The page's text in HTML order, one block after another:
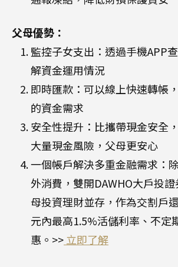
父母優勢：
監控子女支出：透過手機APP
解資金運用情況
即時匯款：可以線上快速轉帳
的資金需求
安全性提升：比攜帶現金安全
大量現金風險，父母更安心
一個帳戶解決多重金融需求：
外消費，雙開DAWHO大戶投
母投資理財並存，作為交割戶
元內最高1.5%活儲利率、不定
惠。>>立即了解